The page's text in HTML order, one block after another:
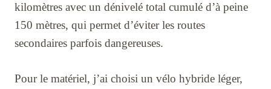
kilomètres avec un dénivelé total cumulé d’à peine
150 mètres, qui permet d’éviter les routes
secondaires parfois dangereuses.
Pour le matériel, j’ai choisi un vélo hybride léger,